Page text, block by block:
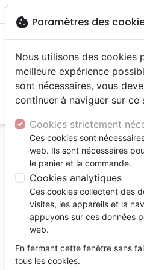
menu
Accueil Bibles Semeur
Semeur
Filtrer
Bibles d'étude
cookie Paramètres des
Nous utilisons des cookies
meilleure expérience
sont nécessaires, vous
continuer à naviguer sur ce
Cookies strictement
Ces cookies sont
web. Ils sont nécessaires
le panier et la commande.
Cookies analytiques
Ces cookies collectent des
visites, les appareils et la
appuyons sur ces données
web.
En fermant cette fenêtre sans
tous les cookies.